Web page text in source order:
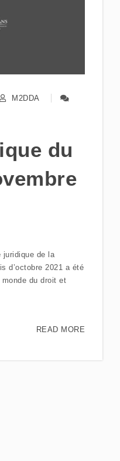
M2DDA
du
juridique de la
d’octobre 2021 a été
du droit et
READ MORE